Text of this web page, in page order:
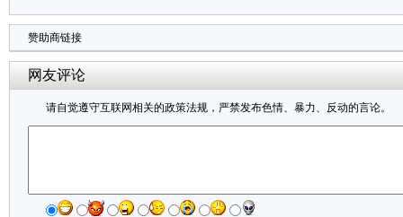
赞助商链接
网友评论
请自觉遵守互联网相关的政策法规，严禁发布色情、暴力、反动的言论。